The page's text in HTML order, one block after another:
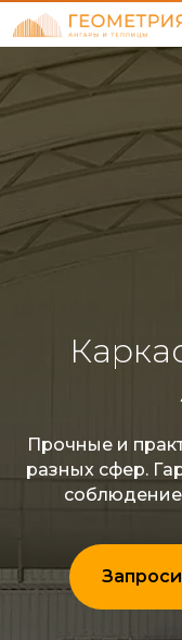
Типы конструкций
Решения по отраслям
О компании
Реализованные
Выберите
регион
Москва
Нижний
Самара
Прочные и
разных сфер.
соблюдение